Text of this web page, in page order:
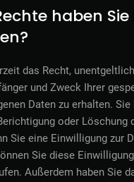
haben
das Recht,
und Zweck Ihrer
Daten zu erhalten.
oder Löschung
Sie eine Einwilligung zur
Sie diese
Außerdem haben Sie